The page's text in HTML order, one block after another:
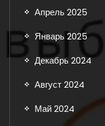
Апрель 2025
Январь 2025
Декабрь 2024
Август 2024
Май 2024